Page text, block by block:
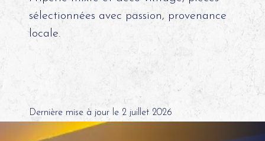
sélectionnées avec passion, provenance
locale.
Dernière mise à jour le 2 juillet 2026